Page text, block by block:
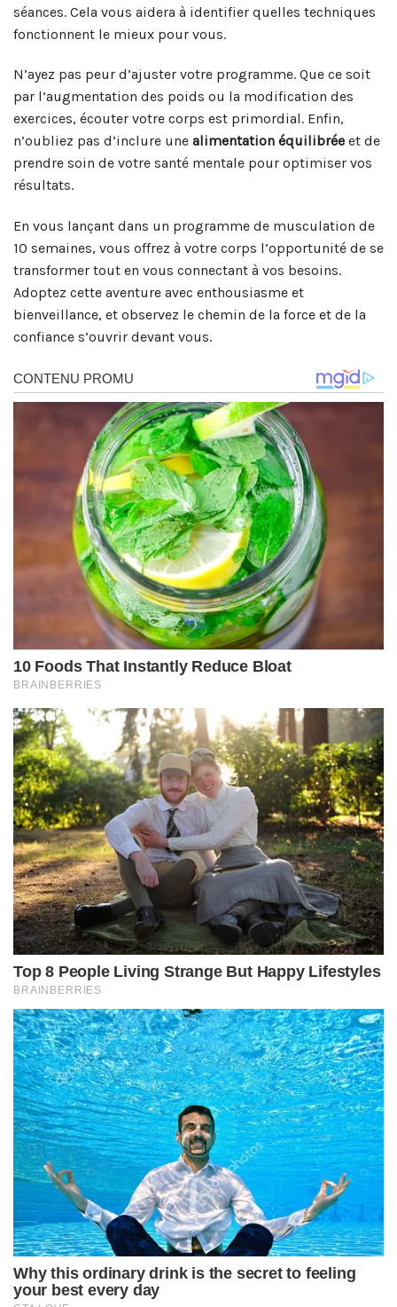
séances. Cela vous aidera à identifier quelles techniques
fonctionnent le mieux pour vous.
N’ayez pas peur d’ajuster votre programme. Que ce soit
par l’augmentation des poids ou la modification des
exercices, écouter votre corps est primordial. Enfin,
n’oubliez pas d’inclure une alimentation équilibrée et de
prendre soin de votre santé mentale pour optimiser vos
résultats.
En vous lançant dans un programme de musculation de
10 semaines, vous offrez à votre corps l’opportunité de se
transformer tout en vous connectant à vos besoins.
Adoptez cette aventure avec enthousiasme et
bienveillance, et observez le chemin de la force et de la
confiance s’ouvrir devant vous.